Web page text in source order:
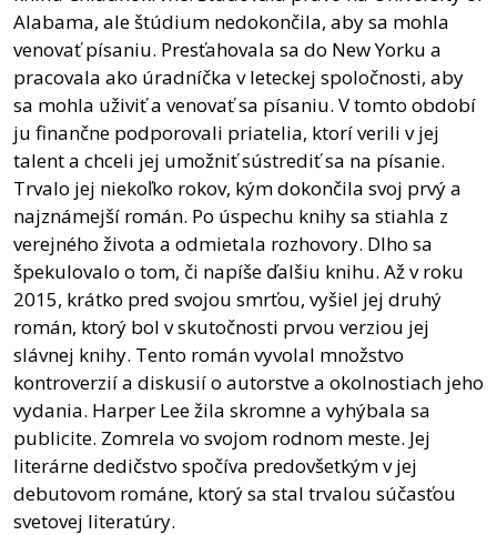
Alabama, ale štúdium nedokončila, aby sa mohla
venovať písaniu. Presťahovala sa do New Yorku a
pracovala ako úradníčka v leteckej spoločnosti, aby
sa mohla uživiť a venovať sa písaniu. V tomto období
ju finančne podporovali priatelia, ktorí verili v jej
talent a chceli jej umožniť sústrediť sa na písanie.
Trvalo jej niekoľko rokov, kým dokončila svoj prvý a
najznámejší román. Po úspechu knihy sa stiahla z
verejného života a odmietala rozhovory. Dlho sa
špekulovalo o tom, či napíše ďalšiu knihu. Až v roku
2015, krátko pred svojou smrťou, vyšiel jej druhý
román, ktorý bol v skutočnosti prvou verziou jej
slávnej knihy. Tento román vyvolal množstvo
kontroverzií a diskusií o autorstve a okolnostiach jeho
vydania. Harper Lee žila skromne a vyhýbala sa
publicite. Zomrela vo svojom rodnom meste. Jej
literárne dedičstvo spočíva predovšetkým v jej
debutovom románe, ktorý sa stal trvalou súčasťou
svetovej literatúry.